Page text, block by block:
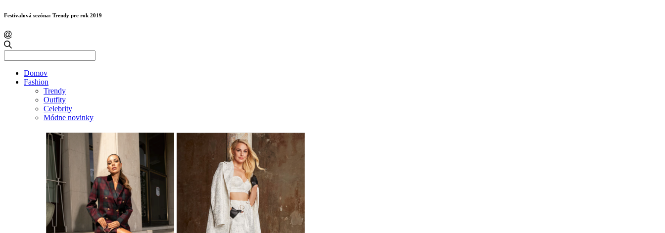
Festivalová sezóna: Trendy pre rok 2019
for:
Domov
Fashion
Trendy
Outfity
Celebrity
Módne novinky